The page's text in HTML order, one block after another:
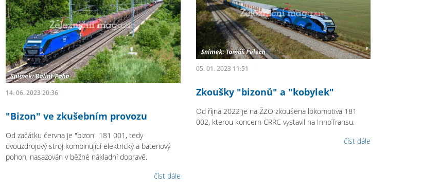
14. 06. 2023 20:36
"Bizon" ve zkušebním provozu
Od začátku června je "bizon" 181 001, tedy
dvouzdrojový stroj kombinující elektrický a bateriový
pohon, nasazován v běžné nákladní dopravě.
číst dále
05. 01. 2023 11:51
Zkoušky "bizonů" a "kobylek"
Od října 2022 je na ŽZO zkoušena lokomotiva 181
002, kterou koncern CRRC vystavil na InnoTransu.
číst dále